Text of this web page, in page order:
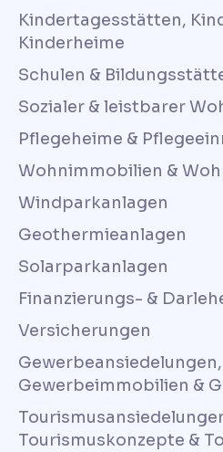
Kindertagesstätten,
Kinderheime
Schulen &
Sozialer & leistbarer
Pflegeheime &
Wohnimmobilien &
Windparkanlagen
Geothermieanlagen
Solarparkanlagen
Finanzierungs- &
Versicherungen
Gewerbeansiedelungen,
Gewerbeimmobilien &
Tourismuskonzepte &